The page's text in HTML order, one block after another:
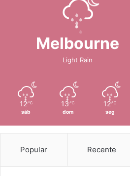
Melbourne
Light Rain
12 ℃
sáb
13 ℃
dom
12 ℃
seg
Popular Recente